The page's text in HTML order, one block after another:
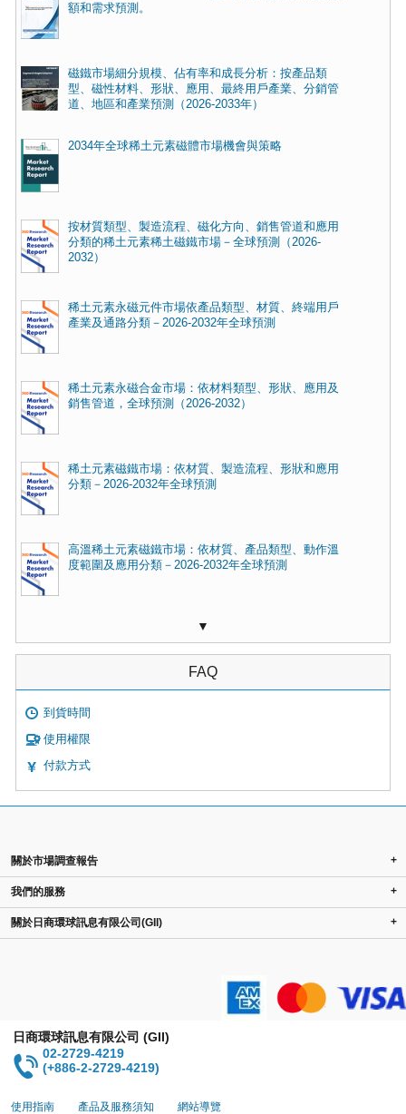
額和需求預測。
磁鐵市場細分規模、佔有率和成長分析：按產品類
型、磁性材料、形狀、應用、最終用戶產業、分銷管
道、地區和產業預測（2026-2033年）
2034年全球稀土元素磁體市場機會與策略
按材質類型、製造流程、磁化方向、銷售管道和應用
分類的稀土元素稀土磁鐵市場－全球預測（2026-
2032）
稀土元素永磁元件市場依產品類型、材質、終端用戶
產業及通路分類－2026-2032年全球預測
稀土元素永磁合金市場：依材料類型、形狀、應用及
銷售管道，全球預測（2026-2032）
稀土元素磁鐵市場：依材質、製造流程、形狀和應用
分類－2026-2032年全球預測
高溫稀土元素磁鐵市場：依材質、產品類型、動作溫
度範圍及應用分類－2026-2032年全球預測
▼
FAQ
到貨時間
使用權限
付款方式
關於市場調查報告 +
我們的服務 +
關於日商環球訊息有限公司(GII) +
日商環球訊息有限公司 (GII)
02-2729-4219
(+886-2-2729-4219)
使用指南 產品及服務須知 網站導覽